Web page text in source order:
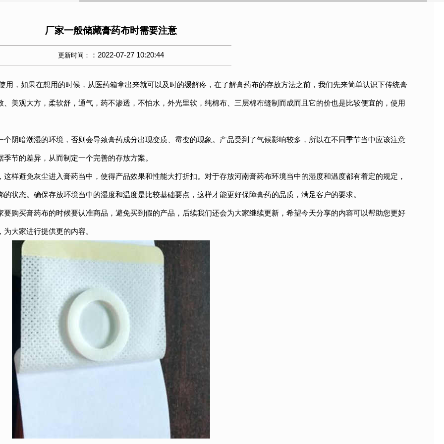
厂家一般储藏膏药布时需要注意
更新时间： ：2022-07-27 10:20:44
用，如果在想用的时候，从医药箱拿出来就可以及时的缓解疼，在了解膏药布的存放方法之前，我们先来简单认识下传统膏
美观大方，柔软舒，通气，药不渗透，不怕水，外光里软，纯棉布、三层棉布缝制而成而且它的价也是比较便宜的，使用
阴暗潮湿的环境，否则会导致膏药成分出现变质、霉变的现象。产品受到了气候影响较多，所以在不同季节当中应该注意
节的差异，从而制定一个完善的存放方案。
样避免灰尘进入膏药当中，使得产品效果和性能大打折扣。对于存放河南膏药布环境当中的湿度和温度都有着定的规定，
状态。确保存放环境当中的湿度和温度是比较基础要点，这样才能更好保障膏药的品质，满足客户的要求。
购买膏药布的时候要认准商品，避免买到假的产品，后续我们还会为大家继续更新，希望今天分享的内容可以帮助您更好
大家进行提供更的内容。